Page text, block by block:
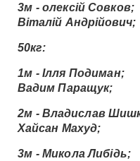
3м -
Віталій Андрійович;
1м - Ілля
Вадим Паращук;
2м -
Хайсан Махуд;
3м -